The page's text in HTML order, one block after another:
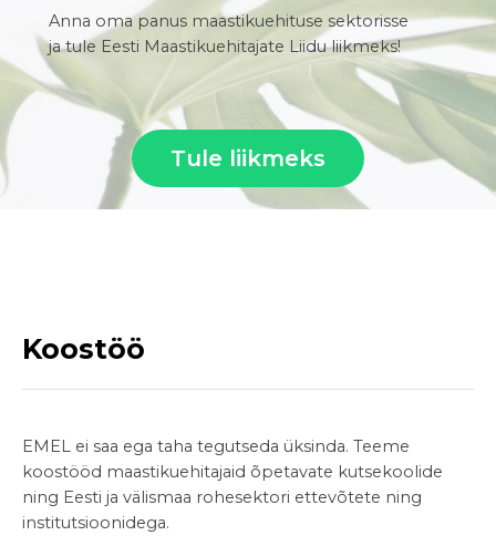
Anna oma panus maastikuehituse sektorisse
ja tule Eesti Maastikuehitajate Liidu liikmeks!
Tule liikmeks
Koostöö
EMEL ei saa ega taha tegutseda üksinda. Teeme
koostööd maastikuehitajaid õpetavate kutsekoolide
ning Eesti ja välismaa rohesektori ettevõtete ning
institutsioonidega.